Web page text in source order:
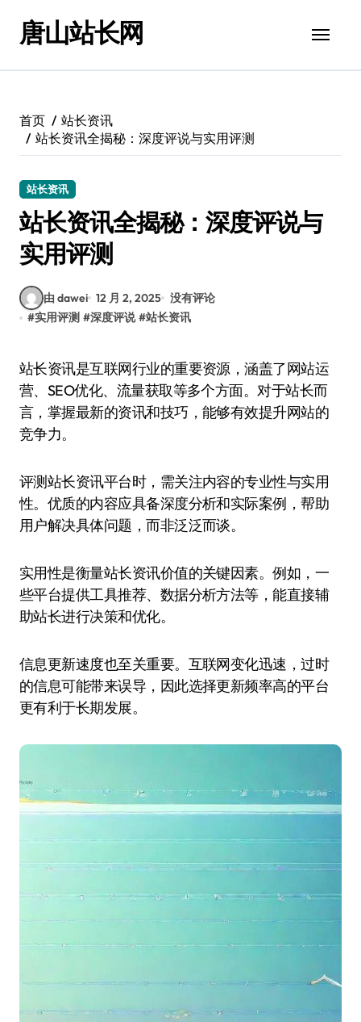
唐山站长网
首页
站长资讯
站长资讯全揭秘：深度评说与实用评测
站长资讯
站长资讯全揭秘：深度评说与
实用评测
由 dawei 12 月 2, 2025 没有评论
#实用评测 #深度评说 #站长资讯
站长资讯是互联网行业的重要资源，涵盖了网站运
营、SEO优化、流量获取等多个方面。对于站长而
言，掌握最新的资讯和技巧，能够有效提升网站的
竞争力。
评测站长资讯平台时，需关注内容的专业性与实用
性。优质的内容应具备深度分析和实际案例，帮助
用户解决具体问题，而非泛泛而谈。
实用性是衡量站长资讯价值的关键因素。例如，一
些平台提供工具推荐、数据分析方法等，能直接辅
助站长进行决策和优化。
信息更新速度也至关重要。互联网变化迅速，过时
的信息可能带来误导，因此选择更新频率高的平台
更有利于长期发展。